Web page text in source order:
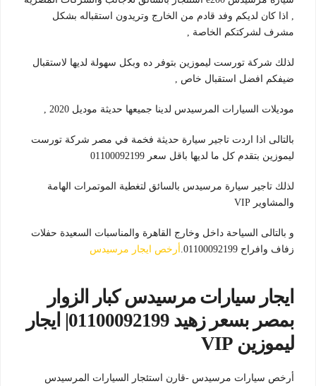
, اذا كان لديكم وفد قادم من الخارج وتريدون استقباله بشكل
مشرف لشركتكم الخاصة ,
لذلك شركة تورست ليموزين بتوفر ده وبكل سهولة لديها لاستقبال
ضيفكم افضل استقبال خاص ,
موديلات السيارات المرسيدس لدينا جميعها حديثة موديل 2020 ,
بالتالى اذا اردت تاجير سيارة حديثة فخمة في مصر شركة تورست
ليموزين بتقدم كل ما لديها باقل سعر 01100092199
لذلك تاجير سيارة مرسيدس بالسائق لتغطية الموتمرات الهامة
والمشاوير VIP
و بالتالى السياحة داخل وخارج القاهرة والمناسبات السعيدة حفلات
زفاف وافراح 01100092199.
أرخص ايجار مرسيدس
ايجار سيارات مرسيدس كبار الزوار
بمصر بسعر زهيد 01100092199| ايجار
ليموزين VIP
أرخص سيارات مرسيدس -قارن استئجار السيارات المرسيدس